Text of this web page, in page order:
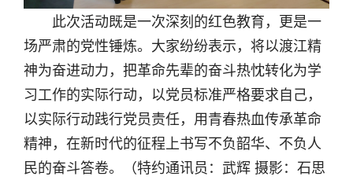
此次活动既是一次深刻的红色教育，更是一
场严肃的党性锤炼。大家纷纷表示，将以渡江精
神为奋进动力，把革命先辈的奋斗热忱转化为学
习工作的实际行动，以党员标准严格要求自己，
以实际行动践行党员责任，用青春热血传承革命
精神，在新时代的征程上书写不负韶华、不负人
民的奋斗答卷。（特约通讯员：武辉 摄影：石思